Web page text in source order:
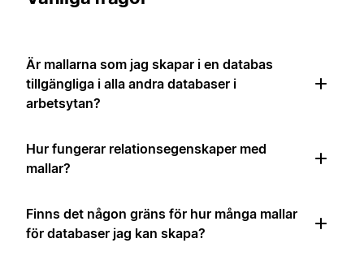
Är mallarna som jag skapar i en databas
tillgängliga i alla andra databaser i
arbetsytan?
Hur fungerar relationsegenskaper med
mallar?
Finns det någon gräns för hur många mallar
för databaser jag kan skapa?